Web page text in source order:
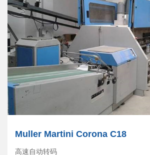
Muller Martini Corona C18
高速自动转码